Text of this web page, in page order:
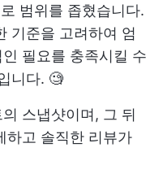
로 범위를 좁혔습니다.
기준을 고려하여 엄
필요를 충족시킬 수
니다. 🧐
스냅샷이며, 그 뒤
하고 솔직한 리뷰가